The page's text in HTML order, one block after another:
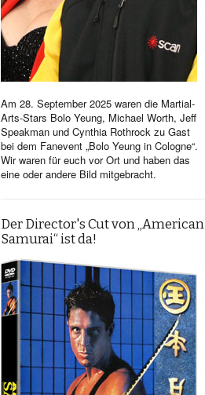
Am 28. September 2025 waren die Martial-
Arts-Stars Bolo Yeung, Michael Worth, Jeff
Speakman und Cynthia Rothrock zu Gast
bei dem Fanevent „Bolo Yeung in Cologne“.
Wir waren für euch vor Ort und haben das
eine oder andere Bild mitgebracht.
Der Director's Cut von „American
Samurai“ ist da!